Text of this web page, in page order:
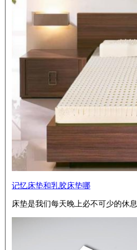
记忆床垫和乳胶床垫哪
床垫是我们每天晚上必不可少的休